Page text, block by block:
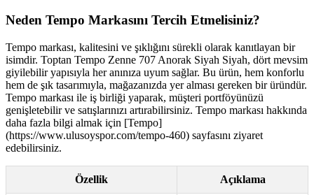
Neden Tempo Markasını Tercih Etmelisiniz?
Tempo markası, kalitesini ve şıklığını sürekli olarak kanıtlayan bir
isimdir. Toptan Tempo Zenne 707 Anorak Siyah Siyah, dört mevsim
giyilebilir yapısıyla her anınıza uyum sağlar. Bu ürün, hem konforlu
hem de şık tasarımıyla, mağazanızda yer alması gereken bir üründür.
Tempo markası ile iş birliği yaparak, müşteri portföyünüzü
genişletebilir ve satışlarınızı artırabilirsiniz. Tempo markası hakkında
daha fazla bilgi almak için [Tempo]
(https://www.ulusoyspor.com/tempo-460) sayfasını ziyaret
edebilirsiniz.
Özellik Açıklama